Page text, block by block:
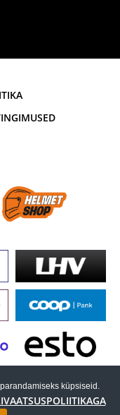
küpsiseid.